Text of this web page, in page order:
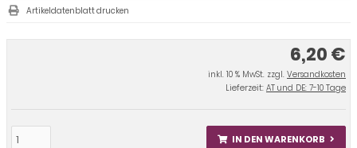
6,20 €
inkl. 10 % MwSt. zzgl. Versandkosten
Lieferzeit: AT und DE: 7-10 Tage
IN DEN WARENKORB
Artikeldatenblatt drucken